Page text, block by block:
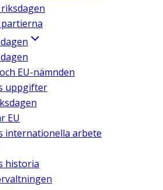
EU-nämnden
uppgifter
EU
internationella arbete
historia